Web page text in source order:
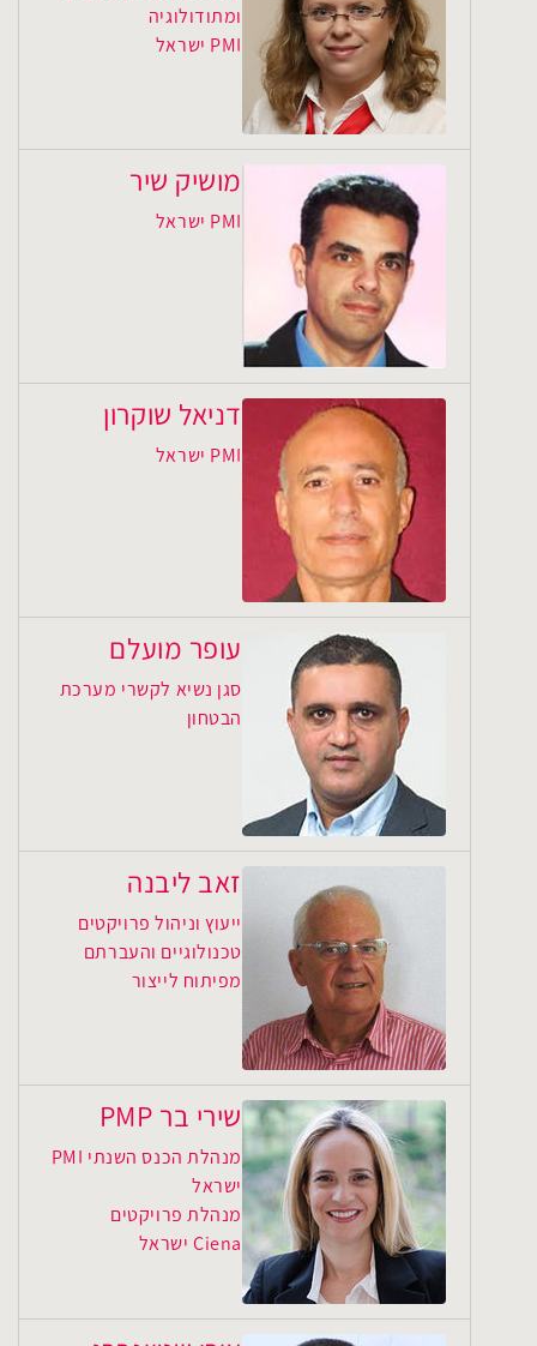
ומתודולוגיה
PMI ישראל
מושיק שיר
PMI ישראל
דניאל שוקרון
PMI ישראל
עופר מועלם
סגן נשיא לקשרי מערכת
הבטחון
זאב ליבנה
ייעוץ וניהול פרויקטים
טכנולוגיים והעברתם
מפיתוח לייצור
שירי בר PMP
מנהלת הכנס השנתי PMI
ישראל
מנהלת פרויקטים
Ciena ישראל